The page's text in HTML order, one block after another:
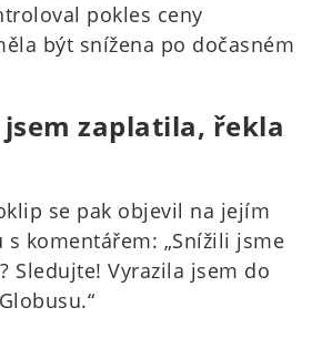
pokles ceny
být snížena po dočasném
zaplatila, řekla
se pak objevil na jejím
komentářem: „Snížili jsme
Sledujte! Vyrazila jsem do